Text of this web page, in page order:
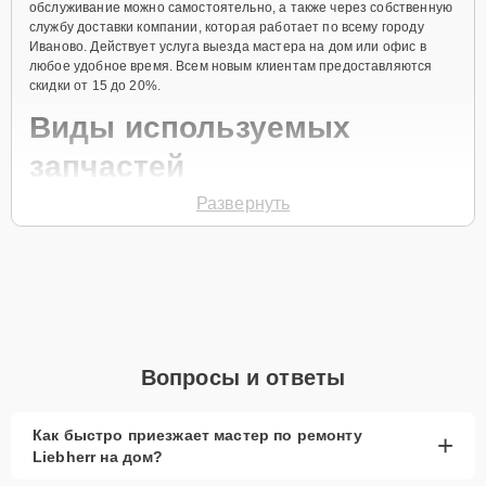
обслуживание можно самостоятельно, а также через собственную
службу доставки компании, которая работает по всему городу
Иваново. Действует услуга выезда мастера на дом или офис в
любое удобное время. Всем новым клиентам предоставляются
скидки от 15 до 20%.
Виды используемых
запчастей
Для ремонта морозильной камеры модели GP 2033 предлагаются
активное использование устройства дольше
запчастей.
При наличии планов в скором времени заменить
Развернуть
Вопросы и ответы
Как быстро приезжает мастер по ремонту
Liebherr на дом?
+